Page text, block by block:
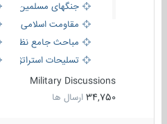
جنگهای مسلمین
مقاومت اسلامی
مباحث جامع نظامی
تسلیحات استراتژیک
Military Discussions
34,750 ارسال ها